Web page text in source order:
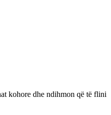
kohore dhe ndihmon që të flini